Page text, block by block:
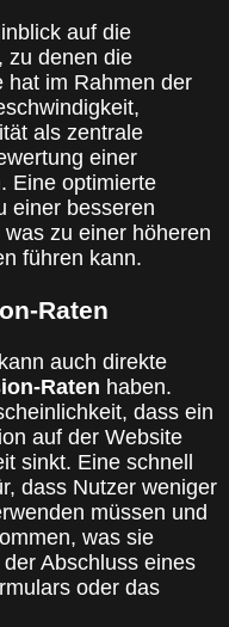
auf die
, zu denen die
hat im Rahmen der
als zentrale
einer
Eine optimierte
einer besseren
zu einer höheren
führen kann.
Raten
kann auch direkte
Raten haben.
dass ein
auf der Website
sinkt. Eine schnell
dass Nutzer weniger
müssen und
was sie
Abschluss eines
oder das